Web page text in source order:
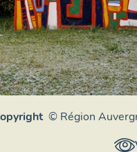
© Région
Rhône-Alpes,